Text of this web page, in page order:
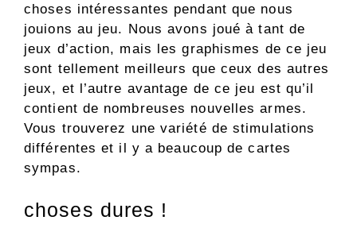
choses intéressantes pendant que nous
jouions au jeu. Nous avons joué à tant de
jeux d’action, mais les graphismes de ce jeu
sont tellement meilleurs que ceux des autres
jeux, et l’autre avantage de ce jeu est qu’il
contient de nombreuses nouvelles armes.
Vous trouverez une variété de stimulations
différentes et il y a beaucoup de cartes
sympas.
choses dures !